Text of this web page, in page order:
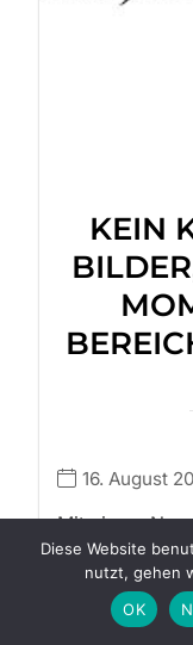
KEIN
16. August
Mit einem
Filmfestspiele
Kinofilm...
Diese Website
nutzt, gehen
OK